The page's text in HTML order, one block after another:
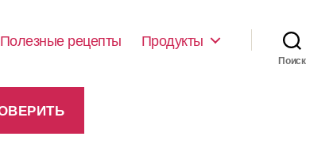
Полезные рецепты Продукты
Поиск